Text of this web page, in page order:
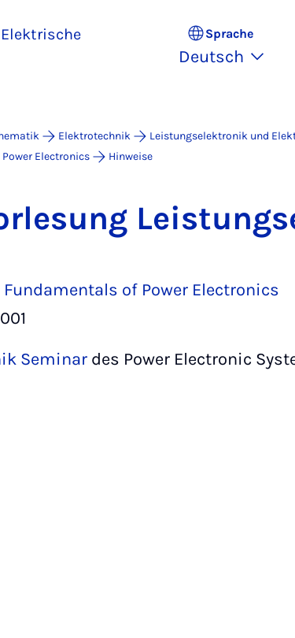
Sprache
Deutsch
Elektrotechnik
Leistungselektronik und
Electronics Hinweise
Fundamentals of Power Electronics
Seminar des Power Electronic